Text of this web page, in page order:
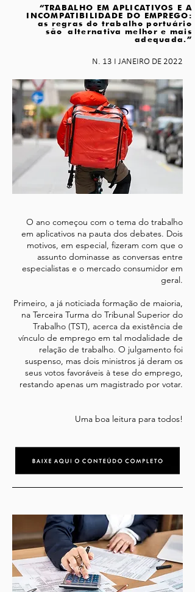
“TRABALHO EM APLICATIVOS E A
INCOMPATIBILIDADE DO EMPREGO:
as regras do trabalho portuário
sãoalternativa melhor e mais
adequada.”
N. 13 I JANEIRO DE 2022
O ano começou com o tema do trabalho
em aplicativos na pauta dos debates. Dois
motivos, em especial, fizeram com que o
assunto dominasse as conversas entre
especialistas e o mercado consumidor em
geral.
Primeiro, a já noticiada formação de maioria,
na Terceira Turma do Tribunal Superior do
Trabalho (TST), acerca da existência de
vínculo de emprego em tal modalidade de
relação de trabalho. O julgamento foi
suspenso, mas dois ministros já deram os
seus votos favoráveis à tese do emprego,
restando apenas um magistrado por votar.
Uma boa leitura para todos!